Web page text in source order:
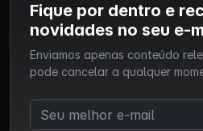
Fique por dentro e
novidades no seu e-
Enviamos apenas conteúdo
pode cancelar a qualquer